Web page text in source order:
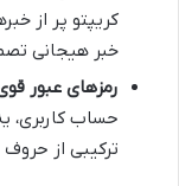
کریپتو پر از
خبر هیجانی
رمزهای عبور
حساب کاربری،
ترکیبی از